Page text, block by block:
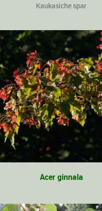
Kaukasiche spar
Acer ginnala